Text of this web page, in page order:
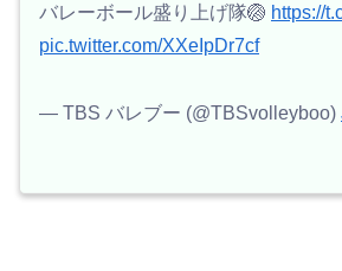
バレーボール盛り上げ隊🏐 https://
pic.twitter.com/XXeIpDr7cf
— TBS バレブー (@TBSvolleyboo)